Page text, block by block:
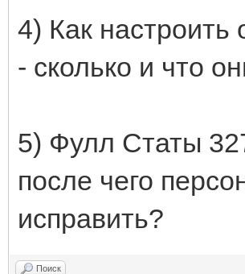
4) Как
- сколько и что
5) Фулл Статы
после чего
исправить?
Поиск